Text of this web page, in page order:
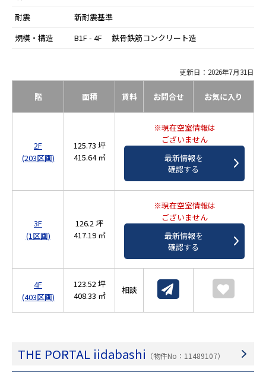
耐震
新耐震基準
規模・構造
B1F - 4F 鉄骨鉄筋コンクリート造
更新日：2026年7月31日
階 面積 賃料 お問合せ お気に入り
2F
(203区画)
125.73 坪
415.64 ㎡
※現在空室情報は
ございません
最新情報を
確認する
3F
(1区画)
126.2 坪
417.19 ㎡
※現在空室情報は
ございません
最新情報を
確認する
4F
(403区画)
123.52 坪
408.33 ㎡
相談
THE PORTAL iidabashi （物件No：11489107）